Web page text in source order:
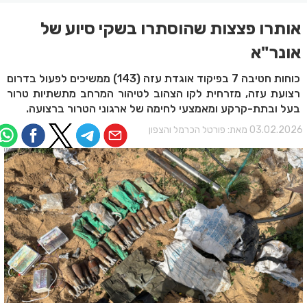
אותרו פצצות שהוסתרו בשקי סיוע של
אונר"א
כוחות חטיבה 7 בפיקוד אוגדת עזה (143) ממשיכים לפעול בדרום
רצועת עזה, מזרחית לקו הצהוב לטיהור המרחב מתשתיות טרור
בעל ובתת-קרקע ומאמצעי לחימה של ארגוני הטרור ברצועה.
מאת: פורטל הכרמל והצפון